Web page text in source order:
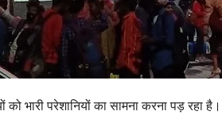
को भारी परेशानियों का सामना करना पड़